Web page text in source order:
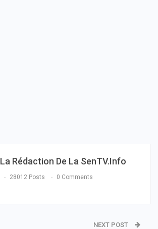
La Rédaction De La SenTV.info
28012 Posts 0 Comments
NEXT POST